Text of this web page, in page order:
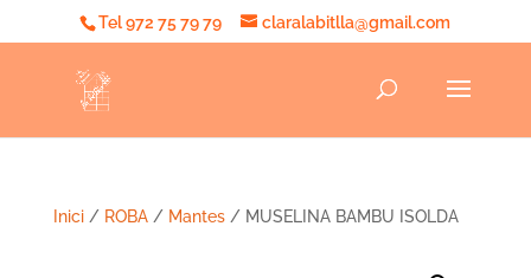
Tel 972 75 79 79 claralabitlla@gmail.com
Inici/ ROBA/ Mantes/ MUSELINA BAMBU ISOLDA